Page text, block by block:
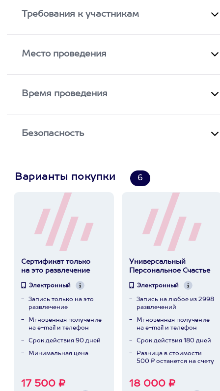
Требования к участникам
Место проведения
Время проведения
Безопасность
Варианты покупки 6
Сертификат только
на это развлечение
Электронный
Запись только на это
развлечение
Мгновенная получение
на e-mail и телефон
Срок действия 90 дней
Минимальная цена
17 500 ₽
Универсальный
Персональное Счастье
Электронный
Запись на любое из 2998
развлечений
Мгновенная получение
на e-mail и телефон
Срок действия 180 дней
Разница в стоимости
500 ₽ останется на счету
18 000 ₽